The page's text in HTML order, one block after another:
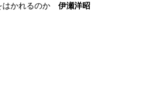
はかれるのか 伊瀬洋昭